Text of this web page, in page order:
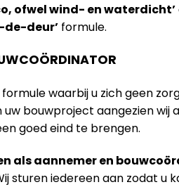
ofwel wind- en waterdicht’
deur’ formule.
waarbij u zich geen
bouwproject aangezien wij
goed eind te brengen.
als aannemer en
sturen iedereen aan zodat u